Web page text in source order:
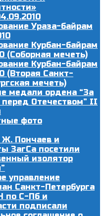
Ураза-байрам
Курбан-байрам
(Соборная мечеть)
Курбан-байрам
(Вторая Санкт-
мечеть)
медали ордена “За
перед Отечеством” II
фото
Пончаев и
ЗагСа посетили
изолятор
управление
Санкт-Петербурга
по С-Пб и
подписали